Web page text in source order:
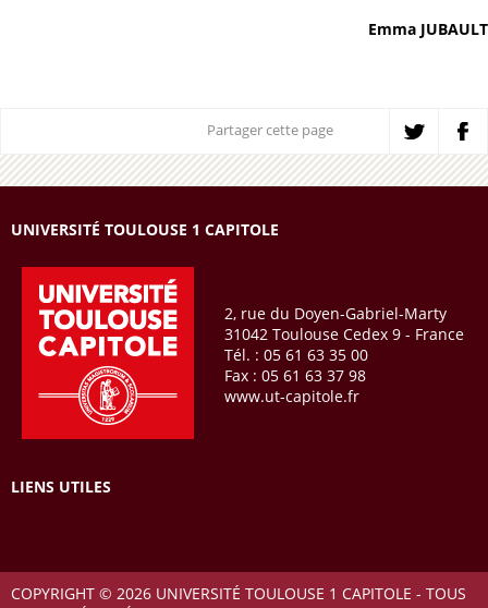
Emma JUBAULT
Partager cette page
UNIVERSITÉ TOULOUSE 1 CAPITOLE
2, rue du Doyen-Gabriel-Marty
31042 Toulouse Cedex 9 - France
Tél. : 05 61 63 35 00
Fax : 05 61 63 37 98
www.ut-capitole.fr
LIENS UTILES
COPYRIGHT © 2026 UNIVERSITÉ TOULOUSE 1 CAPITOLE - TOUS